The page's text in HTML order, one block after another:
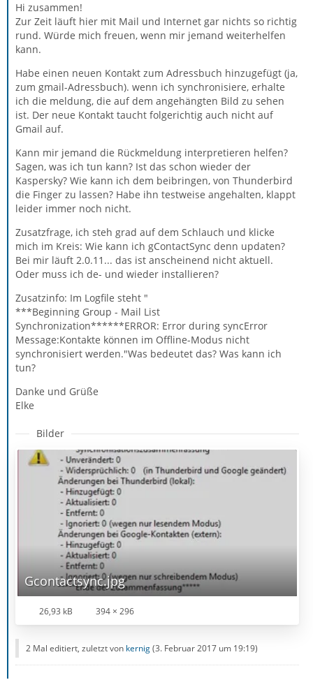
Hi zusammen!
Zur Zeit läuft hier mit Mail und Internet gar nichts so richtig
rund. Würde mich freuen, wenn mir jemand weiterhelfen
kann.
Habe einen neuen Kontakt zum Adressbuch hinzugefügt (ja,
zum gmail-Adressbuch). wenn ich synchronisiere, erhalte
ich die meldung, die auf dem angehängten Bild zu sehen
ist. Der neue Kontakt taucht folgerichtig auch nicht auf
Gmail auf.
Kann mir jemand die Rückmeldung interpretieren helfen?
Sagen, was ich tun kann? Ist das schon wieder der
Kaspersky? Wie kann ich dem beibringen, von Thunderbird
die Finger zu lassen? Habe ihn testweise angehalten, klappt
leider immer noch nicht.
Zusatzfrage, ich steh grad auf dem Schlauch und klicke
mich im Kreis: Wie kann ich gContactSync denn updaten?
Bei mir läuft 2.0.11... das ist anscheinend nicht aktuell.
Oder muss ich de- und wieder installieren?
Zusatzinfo: Im Logfile steht "
***Beginning Group - Mail List
Synchronization******ERROR: Error during syncError
Message:Kontakte können im Offline-Modus nicht
synchronisiert werden."Was bedeutet das? Was kann ich
tun?
Danke und Grüße
Elke
Bilder
Gcontactsync.jpg
26,93 kB 394 × 296
2 Mal editiert, zuletzt von kernig(3. Februar 2017 um 19:19)